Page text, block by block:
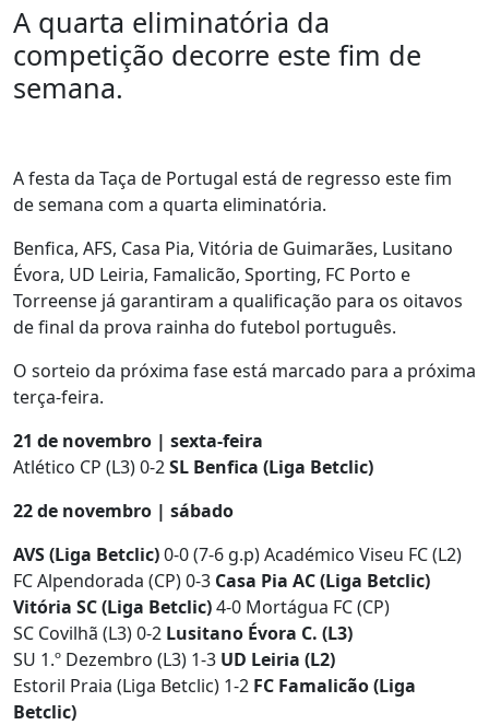
A quarta eliminatória da
competição decorre este fim de
semana.
A festa da Taça de Portugal está de regresso este fim
de semana com a quarta eliminatória.
Benfica, AFS, Casa Pia, Vitória de Guimarães, Lusitano
Évora, UD Leiria, Famalicão, Sporting, FC Porto e
Torreense já garantiram a qualificação para os oitavos
de final da prova rainha do futebol português.
O sorteio da próxima fase está marcado para a próxima
terça-feira.
21 de novembro | sexta-feira
Atlético CP (L3) 0-2SL Benfica (Liga Betclic)
22 de novembro | sábado
AVS (Liga Betclic)0-0 (7-6 g.p) Académico Viseu FC (L2)
FC Alpendorada (CP) 0-3 Casa Pia AC (Liga Betclic)
Vitória SC (Liga Betclic)4-0 Mortágua FC (CP)
SC Covilhã (L3) 0-2 Lusitano Évora C. (L3)
SU 1.º Dezembro (L3) 1-3 UD Leiria (L2)
Estoril Praia (Liga Betclic) 1-2 FC Famalicão (Liga
Betclic)